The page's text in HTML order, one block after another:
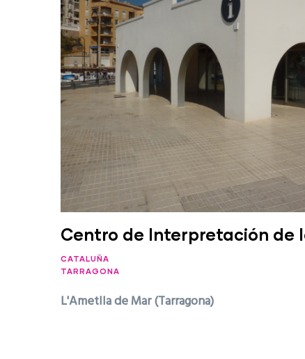
Centro de Interpretación de
CATALUÑA
TARRAGONA
L'Ametlla de Mar (Tarragona)